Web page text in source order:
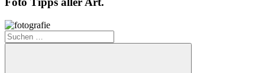
Suchen
nach: